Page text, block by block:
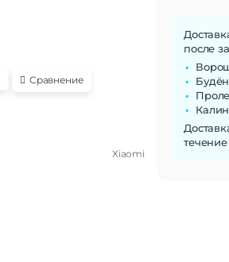
Сравнение
Xiaomi
после